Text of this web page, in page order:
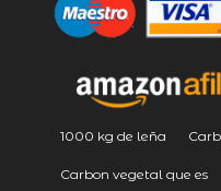
1000 kg de leña
Carbon vegetal que es